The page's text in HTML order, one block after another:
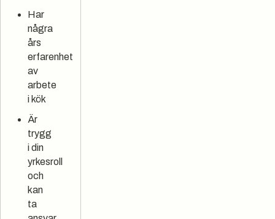
Har
några
års
erfarenhet
av
arbete
i kök
Är
trygg
i din
yrkesroll
och
kan
ta